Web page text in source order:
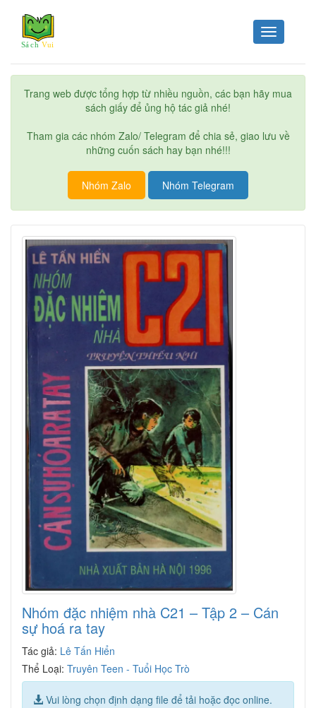
Toggle
navigation
Trang web được tổng hợp từ nhiều nguồn, các bạn hãy mua
sách giấy để ủng hộ tác giả nhé!
Tham gia các nhóm Zalo/ Telegram để chia sẻ, giao lưu về
những cuốn sách hay bạn nhé!!!
Nhóm Zalo Nhóm Telegram
Nhóm đặc nhiệm nhà C21 – Tập 2 – Cán
sự hoá ra tay
Tác giả: Lê Tấn Hiển
Thể Loại: Truyên Teen - Tuổi Học Trò
Vui lòng chọn định dạng file để tải hoặc đọc online.